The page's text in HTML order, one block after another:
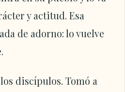
y actitud. Esa
de adorno: lo vuelve
discípulos. Tomó a